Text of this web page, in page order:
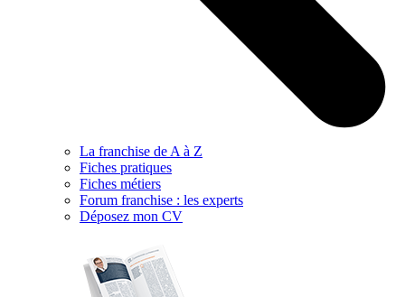
La franchise de A à Z
Fiches pratiques
Fiches métiers
Forum franchise : les experts
Déposez mon CV